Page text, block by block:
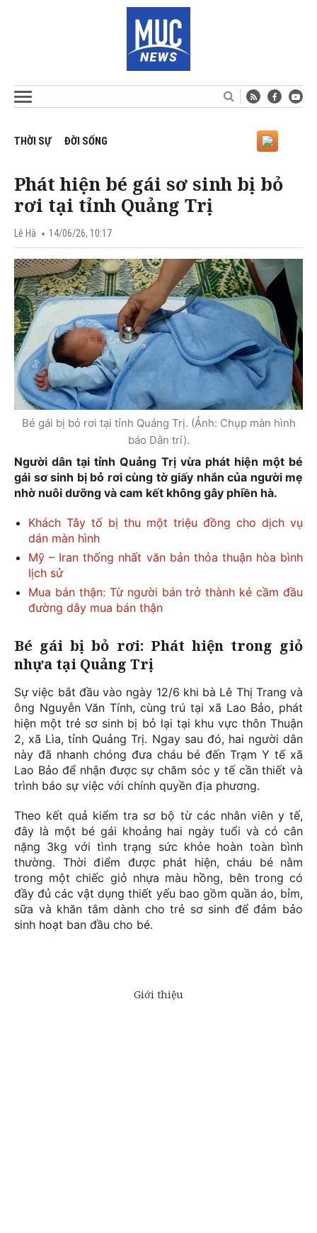
THỜI SỰ ĐỜI SỐNG
Phát hiện bé gái sơ sinh bị bỏ
rơi tại tỉnh Quảng Trị
Lê Hà 14/06/26, 10:17
Bé gái bị bỏ rơi tại tỉnh Quảng Trị. (Ảnh: Chụp màn hình
báo Dân trí).
Người dân tại tỉnh Quảng Trị vừa phát hiện một bé
gái sơ sinh bị bỏ rơi cùng tờ giấy nhắn của người mẹ
nhờ nuôi dưỡng và cam kết không gây phiền hà.
Khách Tây tố bị thu một triệu đồng cho dịch vụ
dán màn hình
Mỹ – Iran thống nhất văn bản thỏa thuận hòa bình
lịch sử
Mua bán thận: Từ người bán trở thành kẻ cầm đầu
đường dây mua bán thận
Bé gái bị bỏ rơi: Phát hiện trong giỏ
nhựa tại Quảng Trị
Sự việc bắt đầu vào ngày 12/6 khi bà Lê Thị Trang và
ông Nguyễn Văn Tính, cùng trú tại xã Lao Bảo, phát
hiện một trẻ sơ sinh bị bỏ lại tại khu vực thôn Thuận
2, xã Lìa, tỉnh Quảng Trị. Ngay sau đó, hai người dân
này đã nhanh chóng đưa cháu bé đến Trạm Y tế xã
Lao Bảo để nhận được sự chăm sóc y tế cần thiết và
trình báo sự việc với chính quyền địa phương.
Theo kết quả kiểm tra sơ bộ từ các nhân viên y tế,
đây là một bé gái khoảng hai ngày tuổi và có cân
nặng 3kg với tình trạng sức khỏe hoàn toàn bình
thường. Thời điểm được phát hiện, cháu bé nằm
trong một chiếc giỏ nhựa màu hồng, bên trong có
đầy đủ các vật dụng thiết yếu bao gồm quần áo, bỉm,
sữa và khăn tắm dành cho trẻ sơ sinh để đảm bảo
sinh hoạt ban đầu cho bé.